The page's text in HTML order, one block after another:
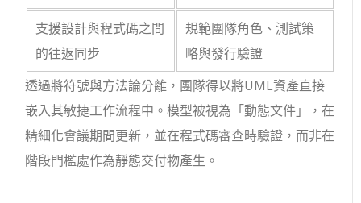
支援設計與程式碼之間
的往返同步
規範團隊角色、測試策
略與發行驗證
透過將符號與方法論分離，團隊得以將UML資產直接
嵌入其敏捷工作流程中。模型被視為「動態文件」，在
精細化會議期間更新，並在程式碼審查時驗證，而非在
階段門檻處作為靜態交付物產生。